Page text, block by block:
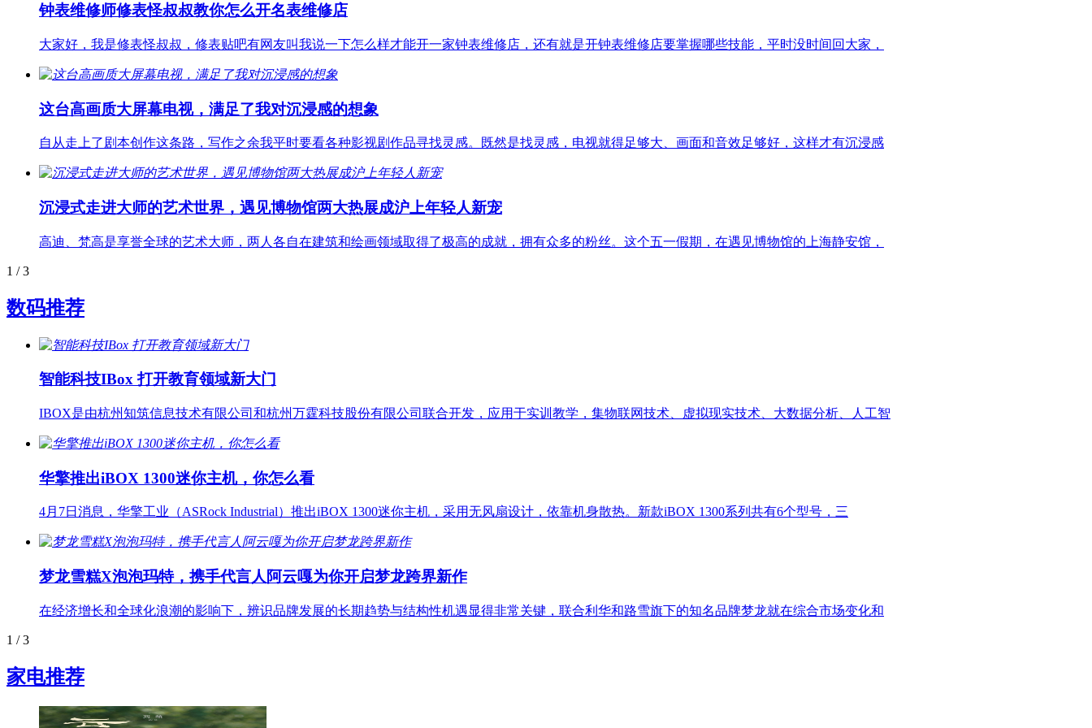
钟表维修师修表怪叔叔教你怎么开名表维修店
大家好，我是修表怪叔叔，修表贴吧有网友叫我说一下怎么样才能开一家钟表维修店，还有就是开钟表维修店要掌握哪些技能，平时没时间回大家，
这台高画质大屏幕电视，满足了我对沉浸感的想象
自从走上了剧本创作这条路，写作之余我平时要看各种影视剧作品寻找灵感。既然是找灵感，电视就得足够大、画面和音效足够好，这样才有沉浸感
沉浸式走进大师的艺术世界，遇见博物馆两大热展成沪上年轻人新宠
高迪、梵高是享誉全球的艺术大师，两人各自在建筑和绘画领域取得了极高的成就，拥有众多的粉丝。这个五一假期，在遇见博物馆的上海静安馆，
1 / 3
数码推荐
智能科技IBox 打开教育领域新大门
IBOX是由杭州知筑信息技术有限公司和杭州万霆科技股份有限公司联合开发，应用于实训教学，集物联网技术、虚拟现实技术、大数据分析、人工智
华擎推出iBOX 1300迷你主机，你怎么看
4月7日消息，华擎工业（ASRock Industrial）推出iBOX 1300迷你主机，采用无风扇设计，依靠机身散热。新款iBOX 1300系列共有6个型号，三
梦龙雪糕X泡泡玛特，携手代言人阿云嘎为你开启梦龙跨界新作
在经济增长和全球化浪潮的影响下，辨识品牌发展的长期趋势与结构性机遇显得非常关键，联合利华和路雪旗下的知名品牌梦龙就在综合市场变化和
1 / 3
家电推荐